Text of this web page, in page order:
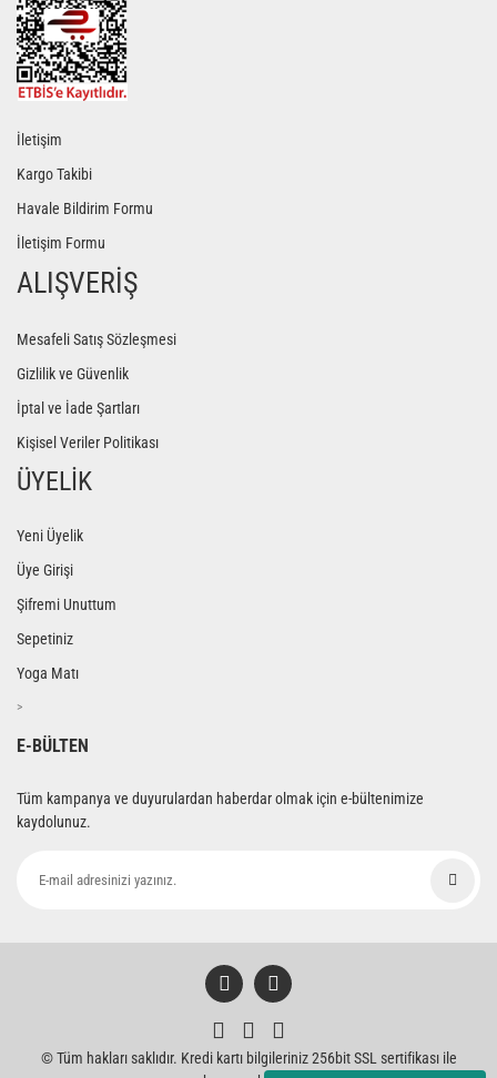
İletişim
Kargo Takibi
Havale Bildirim Formu
İletişim Formu
ALIŞVERİŞ
Mesafeli Satış Sözleşmesi
Gizlilik ve Güvenlik
İptal ve İade Şartları
Kişisel Veriler Politikası
ÜYELİK
Yeni Üyelik
Üye Girişi
Şifremi Unuttum
Sepetiniz
Yoga Matı
>
E-BÜLTEN
Tüm kampanya ve duyurulardan haberdar olmak için e-bültenimize
kaydolunuz.
© Tüm hakları saklıdır. Kredi kartı bilgileriniz 256bit SSL sertifikası ile